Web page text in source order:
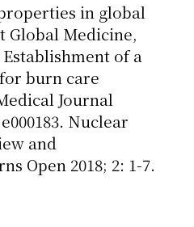
in global
Global Medicine,
Establishment of a
burn care
Journal
Nuclear
and
Open 2018; 2: 1-7.